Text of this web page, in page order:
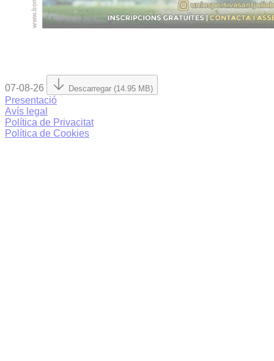
07-08-26 Descarregar (14.95 MB)
Presentació
Avís legal
Política de Privacitat
Política de Cookies